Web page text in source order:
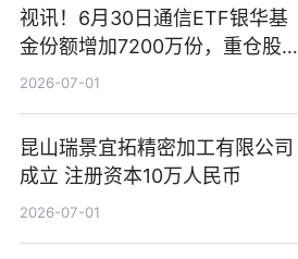
视讯！6月30日通信ETF银华基
金份额增加7200万份，重仓股新
易盛、中际旭创、立讯精密
2026-07-01
昆山瑞景宜拓精密加工有限公司
成立 注册资本10万人民币
2026-07-01